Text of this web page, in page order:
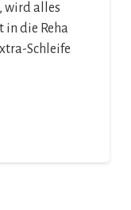
wird alles
in die Reha
Schleife